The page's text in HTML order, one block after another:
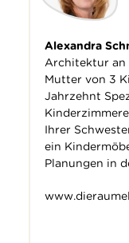
Alexandra
Architektur an
Mutter von 3
Jahrzehnt
Ihrer
ein
Planungen in